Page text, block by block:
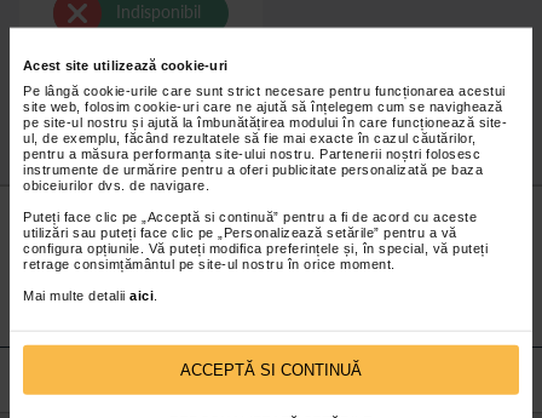
Acest site utilizează cookie-uri
Pe lângă cookie-urile care sunt strict necesare pentru funcționarea acestui
site web, folosim cookie-uri care ne ajută să înțelegem cum se navighează
pe site-ul nostru și ajută la îmbunătățirea modului în care funcționează site-
ul, de exemplu, făcând rezultatele să fie mai exacte în cazul căutărilor,
pentru a măsura performanța site-ului nostru. Partenerii noștri folosesc
instrumente de urmărire pentru a oferi publicitate personalizată pe baza
obiceiurilor dvs. de navigare.
Puteți face clic pe „Acceptă si continuă” pentru a fi de acord cu aceste
utilizări sau puteți face clic pe „Personalizează setările” pentru a vă
configura opțiunile. Vă puteți modifica preferințele și, în special, vă puteți
retrage consimțământul pe site-ul nostru în orice moment.
Mai multe detalii aici
ACCEPTĂ SI CONTINUĂ
Indisponibil
Nu lăsa niciunpreț micneobservat.
Abonează-tela newsletter-ul nostru!